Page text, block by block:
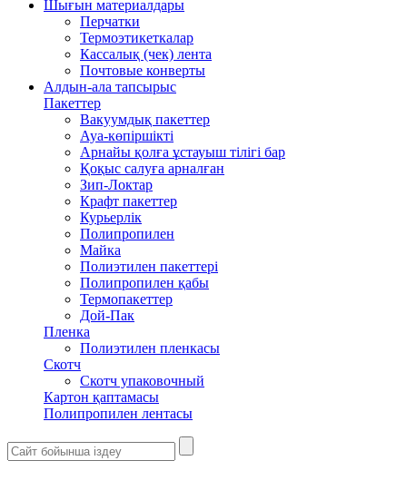
Шығын материалдары
Перчатки
Термоэтикеткалар
Кассалық (чек) лента
Почтовые конверты
Алдын-ала тапсырыс
Пакеттер
Вакуумдық пакеттер
Ауа-көпіршікті
Арнайы қолға ұстауыш тілігі бар
Қоқыс салуға арналған
Зип-Локтар
Крафт пакеттер
Курьерлік
Полипропилен
Майка
Полиэтилен пакеттері
Полипропилен қабы
Термопакеттер
Дой-Пак
Пленка
Полиэтилен пленкасы
Скотч
Скотч упаковочный
Картон қаптамасы
Полипропилен лентасы